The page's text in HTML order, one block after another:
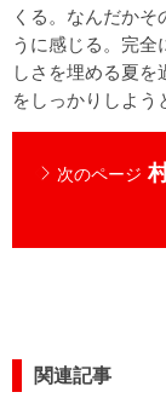
くる。なんだか
うに感じる。完全
しさを埋める夏
をしっかりしよう
次のページ
関連記事